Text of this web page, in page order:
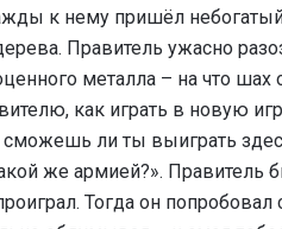
к нему пришёл
Правитель ужасно
металла – на что шах
как играть в новую
сможешь ли ты выиграть
же армией?». Правитель
Тогда он